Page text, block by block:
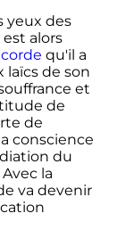
yeux des
est alors
qu'il a
de son
et
de
de
conscience
du
Avec la
va devenir